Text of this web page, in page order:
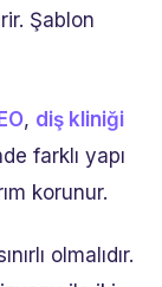
Şablon
, diş kliniği
farklı yapı
korunur.
olmalıdır.